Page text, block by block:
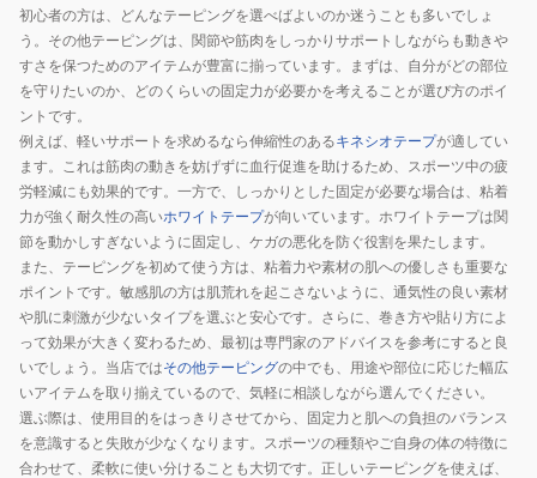
初心者の方は、どんなテーピングを選べばよいのか迷うことも多いでしょ
う。その他テーピングは、関節や筋肉をしっかりサポートしながらも動きや
すさを保つためのアイテムが豊富に揃っています。まずは、自分がどの部位
を守りたいのか、どのくらいの固定力が必要かを考えることが選び方のポイ
ントです。
例えば、軽いサポートを求めるなら伸縮性のあるキネシオテープが適してい
ます。これは筋肉の動きを妨げずに血行促進を助けるため、スポーツ中の疲
労軽減にも効果的です。一方で、しっかりとした固定が必要な場合は、粘着
力が強く耐久性の高いホワイトテープが向いています。ホワイトテープは関
節を動かしすぎないように固定し、ケガの悪化を防ぐ役割を果たします。
また、テーピングを初めて使う方は、粘着力や素材の肌への優しさも重要な
ポイントです。敏感肌の方は肌荒れを起こさないように、通気性の良い素材
や肌に刺激が少ないタイプを選ぶと安心です。さらに、巻き方や貼り方によ
って効果が大きく変わるため、最初は専門家のアドバイスを参考にすると良
いでしょう。当店ではその他テーピングの中でも、用途や部位に応じた幅広
いアイテムを取り揃えているので、気軽に相談しながら選んでください。
選ぶ際は、使用目的をはっきりさせてから、固定力と肌への負担のバランス
を意識すると失敗が少なくなります。スポーツの種類やご自身の体の特徴に
合わせて、柔軟に使い分けることも大切です。正しいテーピングを使えば、